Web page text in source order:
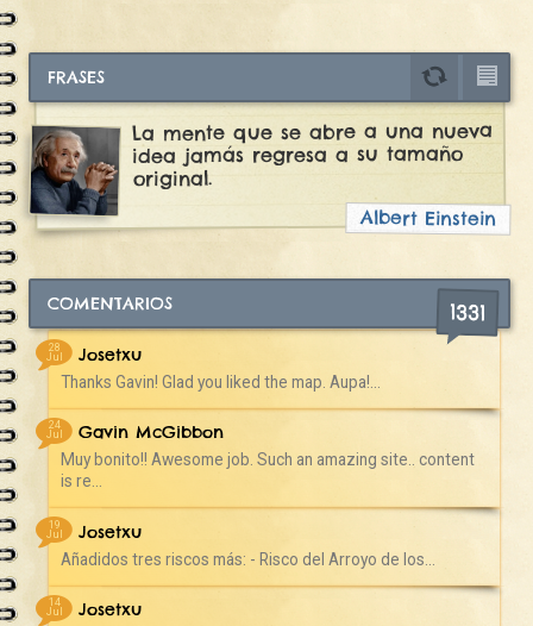
FRASES
La mente que se abre a una nueva
idea jamás regresa a su tamaño
original.
Albert Einstein
COMENTARIOS 1331
28
Jul
Josetxu
Thanks Gavin! Glad you liked the map. Aupa!...
24
Jul
Gavin McGibbon
Muy bonito!! Awesome job. Such an amazing site.. content
is re...
19
Jul
Josetxu
Añadidos tres riscos más: - Risco del Arroyo de los...
14
Jul
Josetxu